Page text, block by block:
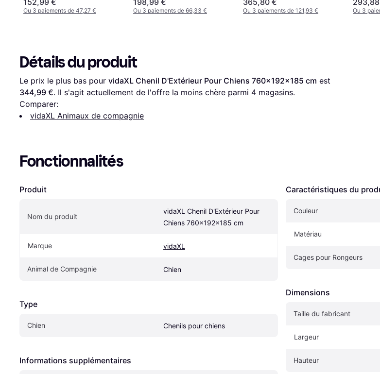
152,99 €
Ou 3 paiements de 47,27 €
198,99 €
Ou 3 paiements de 66,33 €
365,80 €
Ou 3 paiements de 121,93 € Ou 3
Détails du produit
Le prix le plus bas pour vidaXL Chenil D'Extérieur Pour Chiens 760x192x185 cm
344,99 €. Il s'agit actuellement de l'offre la moins chère parmi 4 magasins.
Comparer:
vidaXL Animaux de compagnie
Fonctionnalités
Produit
Nom du produit
vidaXL Chenil D'Extérieur Pour
Chiens 760x192x185 cm
Marque vidaXL
Animal de Compagnie Chien
Type
Chien Chenils pour chiens
Informations supplémentaires
Caractéristiques du
Couleur
Matériau
Cages pour Rongeurs
Dimensions
Taille du fabricant
Largeur
Hauteur